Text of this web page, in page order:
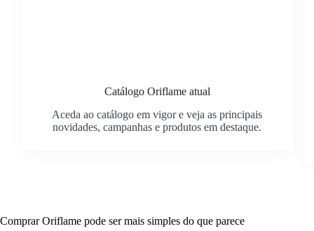
Catálogo Oriflame atual
Aceda ao catálogo em vigor e veja as principais
novidades, campanhas e produtos em destaque.
Comprar Oriflame pode ser mais simples do que parece